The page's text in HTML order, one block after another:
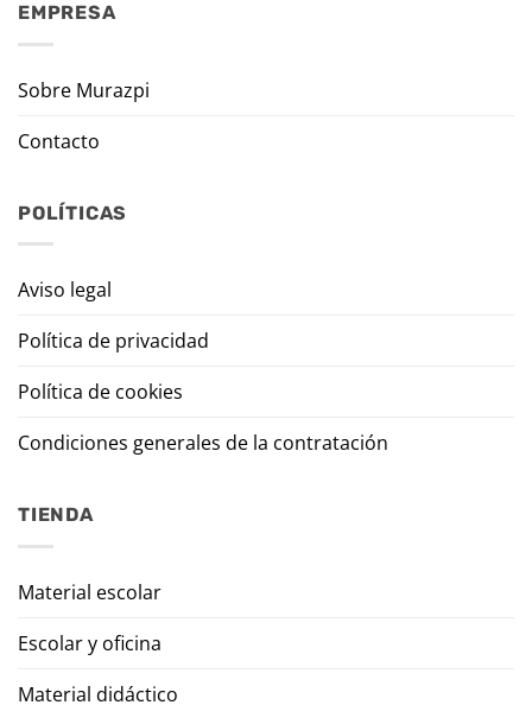
EMPRESA
Sobre Murazpi
Contacto
POLÍTICAS
Aviso legal
Política de privacidad
Política de cookies
Condiciones generales de la contratación
TIENDA
Material escolar
Escolar y oficina
Material didáctico